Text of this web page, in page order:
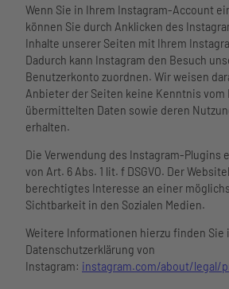
Wenn Sie in Ihrem Instagram-Account
können Sie durch Anklicken des
Inhalte unserer Seiten mit Ihrem
Dadurch kann Instagram den Besuch
Benutzerkonto zuordnen. Wir weisen
Anbieter der Seiten keine Kenntnis vom
übermittelten Daten sowie deren
erhalten.
Die Verwendung des Instagram-Plugins
von Art. 6 Abs. 1 lit. f DSGVO. Der
berechtigtes Interesse an einer
Sichtbarkeit in den Sozialen Medien.
Weitere Informationen hierzu finden Sie
Datenschutzerklärung von
Instagram: instagram.com/about/legal/